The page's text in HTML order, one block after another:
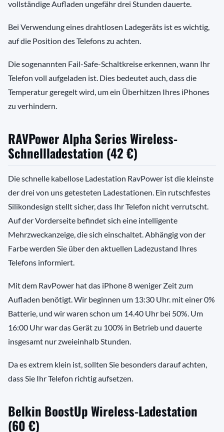
vollständige Aufladen ungefähr drei Stunden dauerte.
Bei Verwendung eines drahtlosen Ladegeräts ist es wichtig,
auf die Position des Telefons zu achten.
Die sogenannten Fail-Safe-Schaltkreise erkennen, wann Ihr
Telefon voll aufgeladen ist. Dies bedeutet auch, dass die
Temperatur geregelt wird, um ein Überhitzen Ihres iPhones
zu verhindern.
RAVPower Alpha Series Wireless-
Schnellladestation (42 €)
Die schnelle kabellose Ladestation RavPower ist die kleinste
der drei von uns getesteten Ladestationen. Ein rutschfestes
Silikondesign stellt sicher, dass Ihr Telefon nicht verrutscht.
Auf der Vorderseite befindet sich eine intelligente
Mehrzweckanzeige, die sich einschaltet. Abhängig von der
Farbe werden Sie über den aktuellen Ladezustand Ihres
Telefons informiert.
Mit dem RavPower hat das iPhone 8 weniger Zeit zum
Aufladen benötigt. Wir beginnen um 13:30 Uhr. mit einer 0%
Batterie, und wir waren schon um 14.40 Uhr bei 50%. Um
16:00 Uhr war das Gerät zu 100% in Betrieb und dauerte
insgesamt nur zweieinhalb Stunden.
Da es extrem klein ist, sollten Sie besonders darauf achten,
dass Sie Ihr Telefon richtig aufsetzen.
Belkin BoostUp Wireless-Ladestation
(60 €)